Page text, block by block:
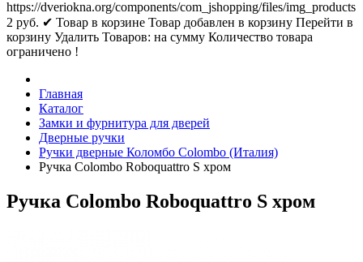
https://dveriokna.org/components/com_jshopping/files/img_products
2 руб. ✔ Товар в корзине Товар добавлен в корзину Перейти в
корзину Удалить Товаров: на сумму Количество товара
ограничено !
Главная
Каталог
Замки и фурнитура для дверей
Дверные ручки
Ручки дверные Коломбо Colombo (Италия)
Ручка Colombo Roboquattro S хром
Ручка Colombo Roboquattro S хром